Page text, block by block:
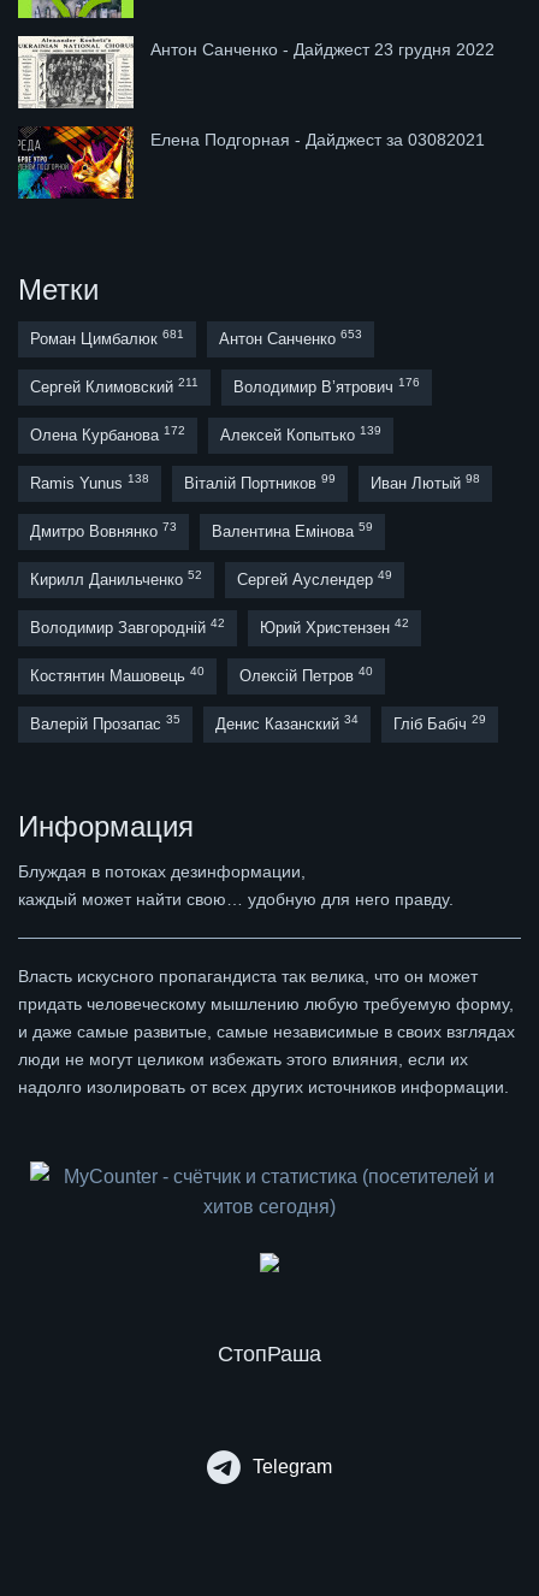
Антон Санченко - Дайджест 23 грудня 2022
Елена Подгорная - Дайджест за 03082021
Метки
Роман Цимбалюк 681 Антон Санченко 653
Сергей Климовский 211 Володимир В’ятрович 176
Олена Курбанова 172 Алексей Копытько 139
Ramis Yunus 138 Віталій Портников 99 Иван Лютый 98
Дмитро Вовнянко 73 Валентина Емінова 59
Кирилл Данильченко 52 Сергей Ауслендер 49
Володимир Завгородній 42 Юрий Христензен 42
Костянтин Машовець 40 Олексій Петров 40
Валерій Прозапас 35 Денис Казанский 34 Гліб Бабіч 29
Информация
Блуждая в потоках дезинформации,
каждый может найти свою… удобную для него правду.
Власть искусного пропагандиста так велика, что он может
придать человеческому мышлению любую требуемую форму,
и даже самые развитые, самые независимые в своих взглядах
люди не могут целиком избежать этого влияния, если их
надолго изолировать от всех других источников информации.
СтопРаша
Telegram